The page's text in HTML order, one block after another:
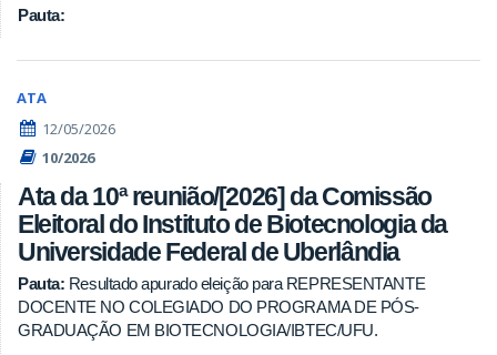
Pauta:
ATA
12/05/2026
10/2026
Ata da 10ª reunião/[2026] da Comissão
Eleitoral do Instituto de Biotecnologia da
Universidade Federal de Uberlândia
Pauta: Resultado apurado eleição para REPRESENTANTE
DOCENTE NO COLEGIADO DO PROGRAMA DE PÓS-
GRADUAÇÃO EM BIOTECNOLOGIA/IBTEC/UFU.